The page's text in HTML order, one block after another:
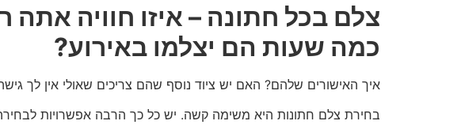
צלם בכל חתונה – איזו חוויה
כמה שעות הם יצלמו באירוע?
איך האישורים שלהם? האם יש ציוד נוסף שהם צריכים שאולי אין לך
בחירת צלם חתונות היא משימה קשה. יש כל כך הרבה אפשרויות לבחירה